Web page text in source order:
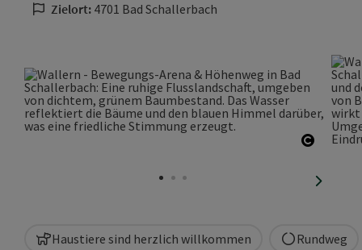
Zielort: 4701 Bad Schallerbach
Haustiere sind herzlich willkommen Rundweg